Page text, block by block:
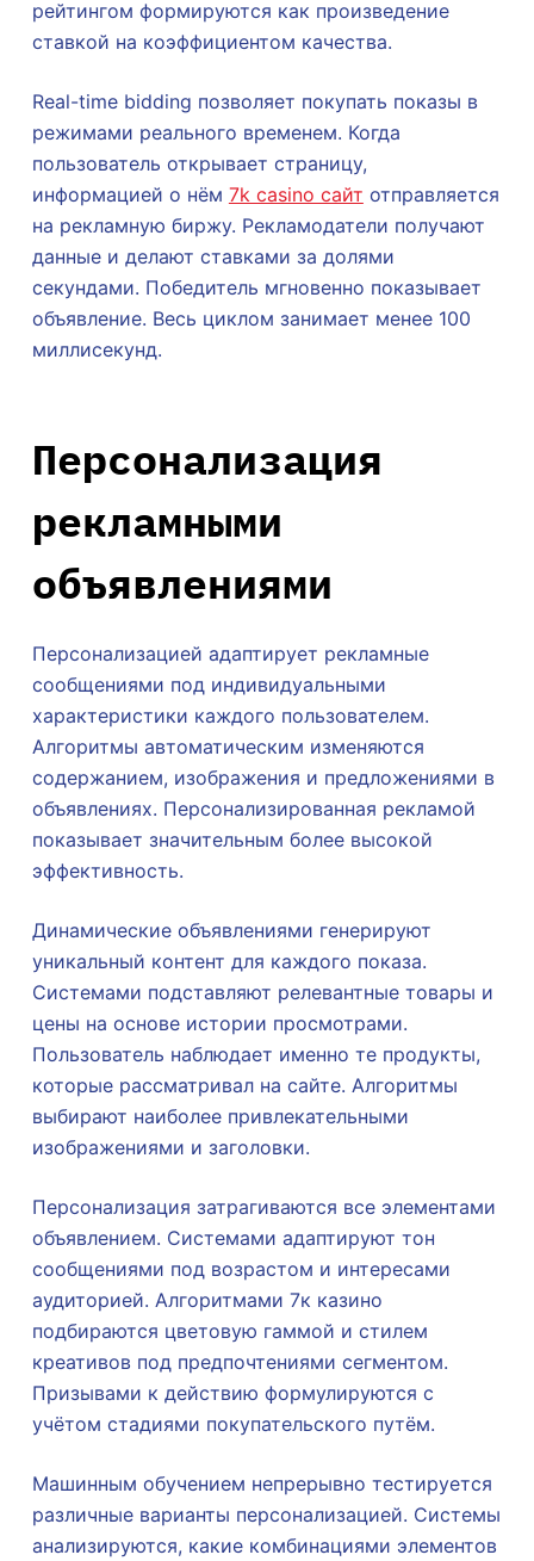
рейтингом формируются как произведение
ставкой на коэффициентом качества.
Real-time bidding позволяет покупать показы в
режимами реального временем. Когда
пользователь открывает страницу,
информацией о нём 7k casino сайт отправляется
на рекламную биржу. Рекламодатели получают
данные и делают ставками за долями
секундами. Победитель мгновенно показывает
объявление. Весь циклом занимает менее 100
миллисекунд.
Персонализация
рекламными
объявлениями
Персонализацией адаптирует рекламные
сообщениями под индивидуальными
характеристики каждого пользователем.
Алгоритмы автоматическим изменяются
содержанием, изображения и предложениями в
объявлениях. Персонализированная рекламой
показывает значительным более высокой
эффективность.
Динамические объявлениями генерируют
уникальный контент для каждого показа.
Системами подставляют релевантные товары и
цены на основе истории просмотрами.
Пользователь наблюдает именно те продукты,
которые рассматривал на сайте. Алгоритмы
выбирают наиболее привлекательными
изображениями и заголовки.
Персонализация затрагиваются все элементами
объявлением. Системами адаптируют тон
сообщениями под возрастом и интересами
аудиторией. Алгоритмами 7к казино
подбираются цветовую гаммой и стилем
креативов под предпочтениями сегментом.
Призывами к действию формулируются с
учётом стадиями покупательского путём.
Машинным обучением непрерывно тестируется
различные варианты персонализацией. Системы
анализируются, какие комбинациями элементов